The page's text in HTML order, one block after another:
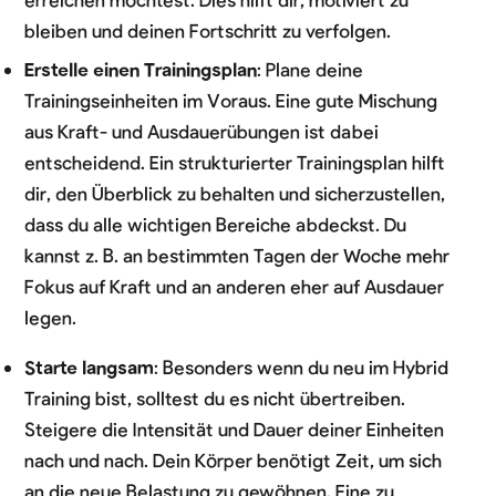
bleiben und deinen Fortschritt zu verfolgen.
Erstelle einen Trainingsplan: Plane deine
Trainingseinheiten im Voraus. Eine gute Mischung
aus Kraft- und Ausdauerübungen ist dabei
entscheidend. Ein strukturierter Trainingsplan hilft
dir, den Überblick zu behalten und sicherzustellen,
dass du alle wichtigen Bereiche abdeckst. Du
kannst z. B. an bestimmten Tagen der Woche mehr
Fokus auf Kraft und an anderen eher auf Ausdauer
legen.
Starte langsam: Besonders wenn du neu im Hybrid
Training bist, solltest du es nicht übertreiben.
Steigere die Intensität und Dauer deiner Einheiten
nach und nach. Dein Körper benötigt Zeit, um sich
an die neue Belastung zu gewöhnen. Eine zu